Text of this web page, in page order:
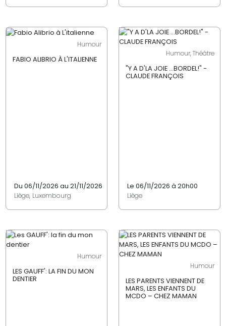
Humour
FABIO ALIBRIO À L'ITALIENNE
Du 06/11/2026 au 21/11/2026
Liège, Luxembourg
Humour, Théâtre
"Y A D'LA JOIE ...BORDEL!" -
CLAUDE FRANÇOIS
Le 06/11/2026 à 20h00
Liège
Humour
LES GAUFF': LA FIN DU MON
DENTIER
Humour
LES PARENTS VIENNENT DE
MARS, LES ENFANTS DU
MCDO – CHEZ MAMAN